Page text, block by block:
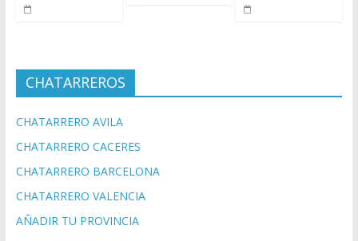
CHATARREROS
CHATARRERO AVILA
CHATARRERO CACERES
CHATARRERO BARCELONA
CHATARRERO VALENCIA
AÑADIR TU PROVINCIA